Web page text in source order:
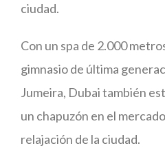
ciudad.
Con un spa de 2.000
gimnasio de última
Jumeira, Dubai también
un chapuzón en el
relajación de la ciudad.